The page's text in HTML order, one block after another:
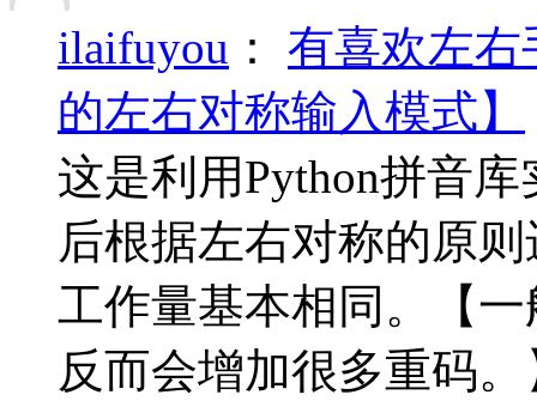
ilaifuyou ： 有喜欢左右
的左右对称输入模式】
这是利用Python拼音
后根据左右对称的原
工作量基本相同。【
反而会增加很多重码